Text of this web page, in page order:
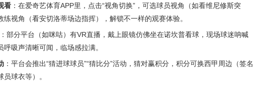
看 ：在爱奇艺体育APP里，点击“视角切换”，可选球员视角（如看维尼修斯突
练视角（看安切洛蒂场边指挥），解锁不一样的观赛体验。
：部分平台（如咪咕）有VR直播，戴上眼镜仿佛坐在诺坎普看球，现场球迷呐喊
呼吸声清晰可闻，临场感拉满。
：平台会推出“猜进球球员”“猜比分”活动，猜对赢积分，积分可换西甲周边（签名
员球衣等）。